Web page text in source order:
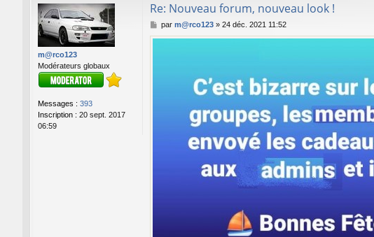
m@rco123
Modérateurs globaux
Messages : 393
Inscription : 20 sept. 2017
06:59
Re: Nouveau forum, nouveau look !
M
e
par m@rco123» 24 déc. 2021 11:52